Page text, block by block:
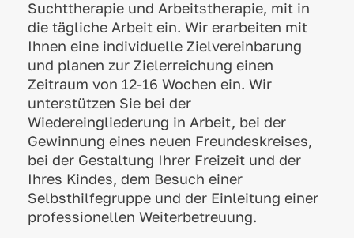
Suchttherapie und Arbeitstherapie, mit in
die tägliche Arbeit ein. Wir erarbeiten mit
Ihnen eine individuelle Zielvereinbarung
und planen zur Zielerreichung einen
Zeitraum von 12-16 Wochen ein. Wir
unterstützen Sie bei der
Wiedereingliederung in Arbeit, bei der
Gewinnung eines neuen Freundeskreises,
bei der Gestaltung Ihrer Freizeit und der
Ihres Kindes, dem Besuch einer
Selbsthilfegruppe und der Einleitung einer
professionellen Weiterbetreuung.